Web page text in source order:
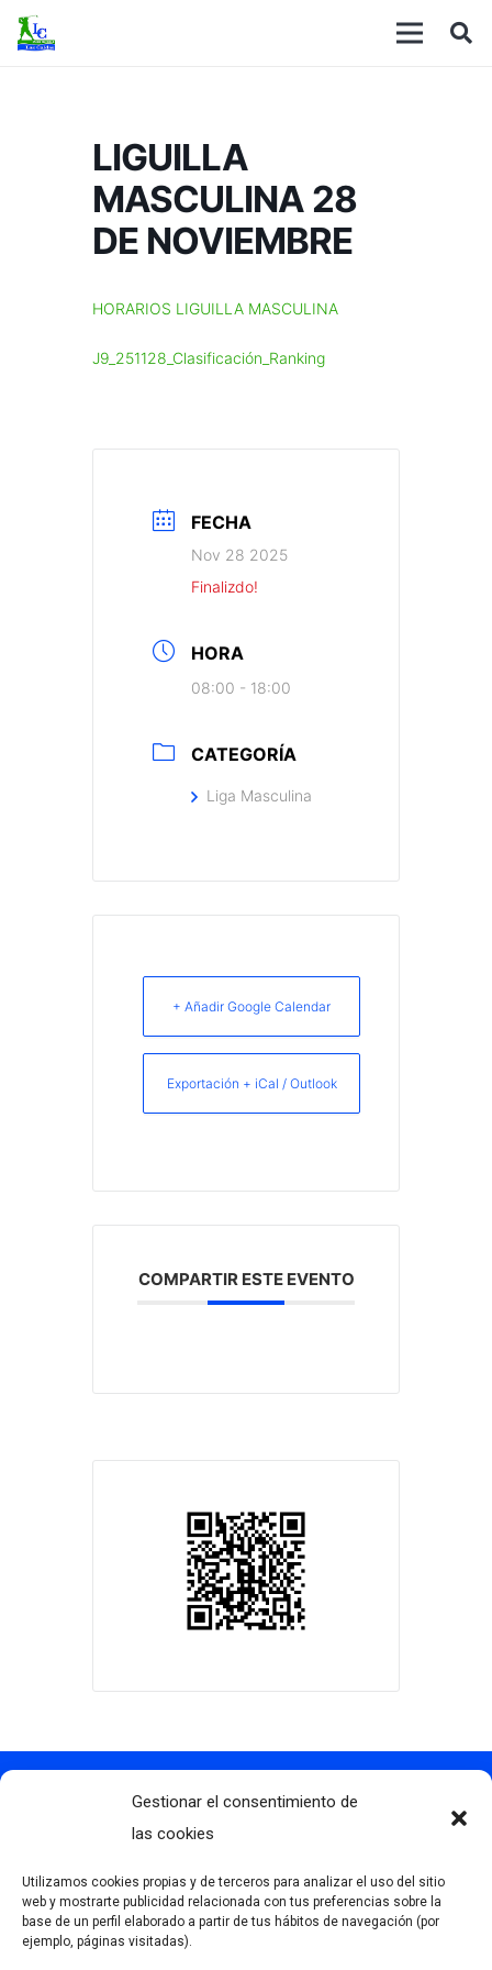
Gestionar el consentimiento de
las cookies
Utilizamos cookies propias y de terceros para analizar el uso del sitio
web y mostrarte publicidad relacionada con tus preferencias sobre la
base de un perfil elaborado a partir de tus hábitos de navegación (por
ejemplo, páginas visitadas).
LIGUILLA
MASCULINA 28
DE NOVIEMBRE
HORARIOS LIGUILLA MASCULINA
J9_251128_Clasificación_Ranking
FECHA
Nov 28 2025
Finalizdo!
HORA
08:00 - 18:00
CATEGORÍA
Liga Masculina
+ Añadir Google Calendar
Exportación + iCal / Outlook
COMPARTIR ESTE EVENTO
Contacto
info@clubdegolflascaldas.com
681 163 108
La Premaña s/n, 33174, Oviedo, España